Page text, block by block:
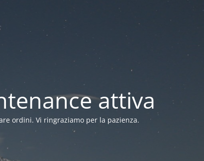
attiva
ordini. Vi ringraziamo per la pazienza.